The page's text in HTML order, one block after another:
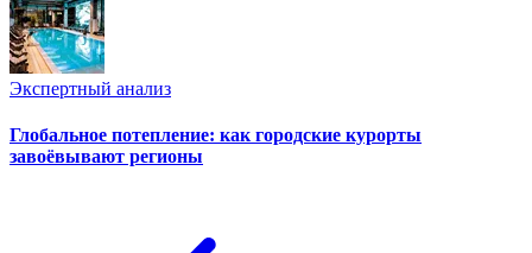
Экспертный анализ
Глобальное потепление: как городские курорты
завоёвывают регионы